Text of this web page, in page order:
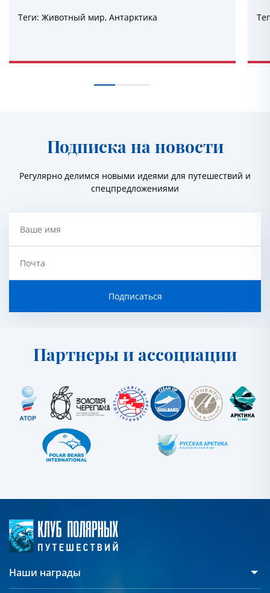
Теги: Животный мир, Антарктика
Подписка на новости
Регулярно делимся новыми идеями для путешествий и
спецпредложениями
Ваше имя
Почта
Подписаться
Партнеры и ассоциации
Наши награды